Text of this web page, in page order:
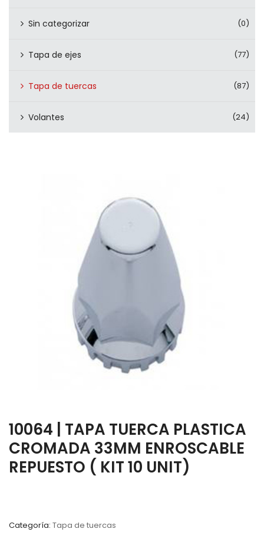
Sin categorizar (0)
Tapa de ejes (77)
Tapa de tuercas (87)
Volantes (24)
10064 | TAPA TUERCA PLASTICA
CROMADA 33MM ENROSCABLE
REPUESTO ( KIT 10 UNIT)
Categoría: Tapa de tuercas